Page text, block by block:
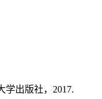
学出版社，2017.